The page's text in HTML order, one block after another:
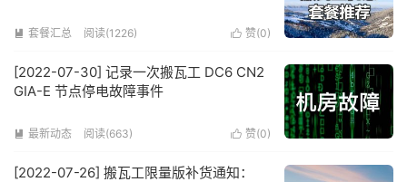
 套餐汇总 阅读(1226)  赞(0)
[2022-07-30] 记录一次搬瓦工 DC6 CN2
GIA-E 节点停电故障事件
 最新动态 阅读(663)  赞(0)
[2022-07-26] 搬瓦工限量版补货通知：